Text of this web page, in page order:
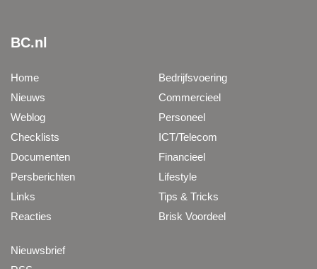
BC.nl
Home
Nieuws
Weblog
Checklists
Documenten
Persberichten
Links
Reacties
Bedrijfsvoering
Commercieel
Personeel
ICT/Telecom
Financieel
Lifestyle
Tips & Tricks
Brisk Voordeel
Nieuwsbrief